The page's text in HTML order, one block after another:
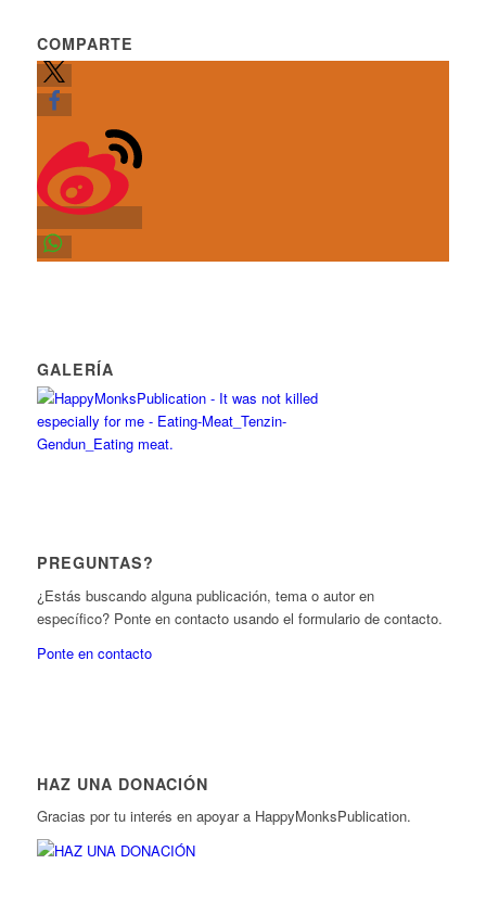
COMPARTE
GALERÍA
PREGUNTAS?
¿Estás buscando alguna publicación, tema o autor en
específico? Ponte en contacto usando el formulario de contacto.
Ponte en contacto
HAZ UNA DONACIÓN
Gracias por tu interés en apoyar a HappyMonksPublication.